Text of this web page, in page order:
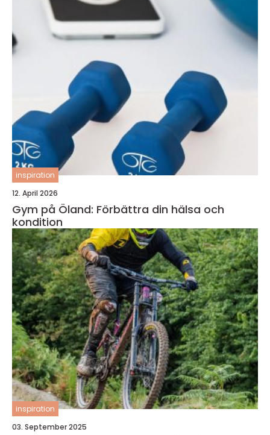
inspiration
12. April 2026
Gym på Öland: Förbättra din hälsa och
kondition
inspiration
03. September 2025